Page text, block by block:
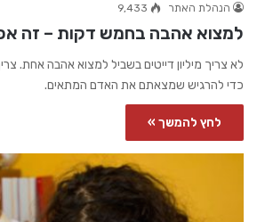
הנהלת האתר 9,433
למצוא אהבה בחמש דקות – זה
לא צריך מיליון דייטים בשביל למצוא אהבה אחת.
כדי להרגיש שמצאתם את האדם המתאים.
לחץ להמשך »